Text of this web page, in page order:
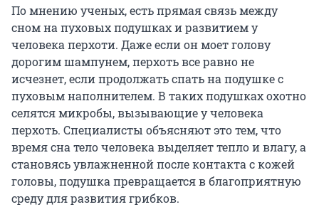
По мнению ученых, есть прямая связь между
сном на пуховых подушках и развитием у
человека перхоти. Даже если он моет голову
дорогим шампунем, перхоть все равно не
исчезнет, если продолжать спать на подушке с
пуховым наполнителем. В таких подушках охотно
селятся микробы, вызывающие у человека
перхоть. Специалисты объясняют это тем, что
время сна тело человека выделяет тепло и влагу, а
становясь увлажненной после контакта с кожей
головы, подушка превращается в благоприятную
среду для развития грибков.